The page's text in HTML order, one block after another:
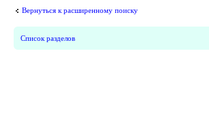
Вернуться к расширенному поиску
Список разделов